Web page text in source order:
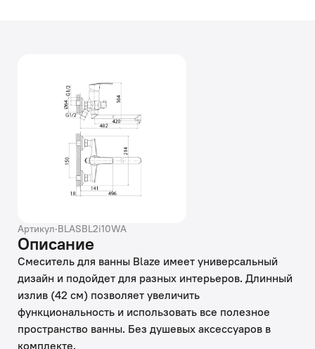
Артикул·BLASBL2i10WA
Описание
Смеситель для ванны Blaze имеет универсальный
дизайн и подойдет для разных интерьеров. Длинный
излив (42 см) позволяет увеличить
функциональность и использовать все полезное
пространство ванны. Без душевых аксессуаров в
комплекте.